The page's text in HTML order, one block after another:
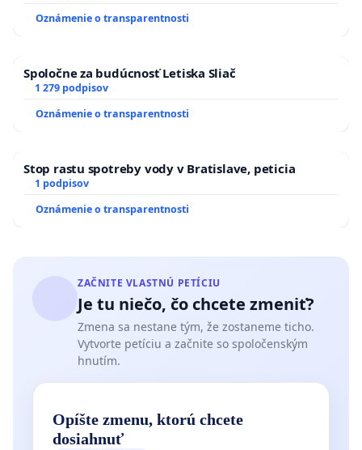
Oznámenie o transparentnosti
Spoločne za budúcnosť Letiska Sliač
1 279 podpisov
Oznámenie o transparentnosti
Stop rastu spotreby vody v Bratislave, peticia
1 podpisov
Oznámenie o transparentnosti
ZAČNITE VLASTNÚ PETÍCIU
Je tu niečo, čo chcete zmeniť?
Zmena sa nestane tým, že zostaneme ticho.
Vytvorte petíciu a začnite so spoločenským
hnutím.
Opíšte zmenu, ktorú chcete
dosiahnuť